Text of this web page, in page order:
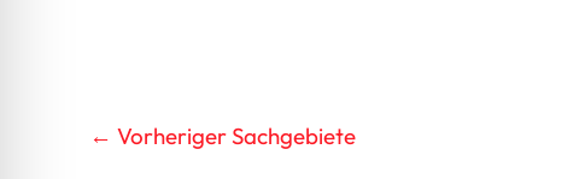
← Vorheriger Sachgebiete